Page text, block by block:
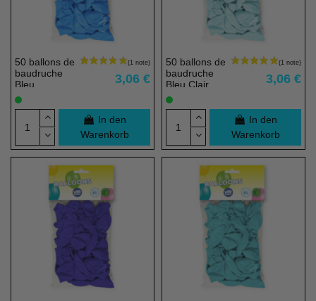
50 ballons de
baudruche
Bleu
Médium,
TOP PRIX -
23 cm -
100% éco
responsable
3,06 €
In den
Warenkorb
50 ballons de
baudruche
Bleu Clair,
TOP PRIX -
23 cm -
100% éco
responsable
3,06 €
In den
Warenkorb